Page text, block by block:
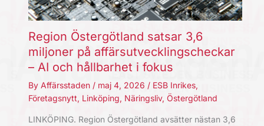
Region Östergötland satsar 3,6
miljoner på affärsutvecklingscheckar
– AI och hållbarhet i fokus
By Affärsstaden / maj 4, 2026 / ESB Inrikes,
Företagsnytt, Linköping, Näringsliv, Östergötland
LINKÖPING. Region Östergötland avsätter nästan 3,6